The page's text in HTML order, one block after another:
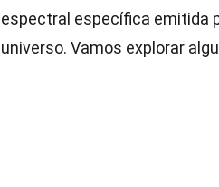
espectral específica emitida
universo. Vamos explorar